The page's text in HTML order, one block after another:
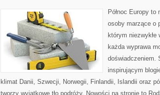
Północ Europy
osoby marzące o
którym
każda wyprawa
doświadczeniem.
inspirującym
klimat Danii, Szwecji, Norwegii, Finlandii, Islandii oraz
tworzy wyjątkowe tło podróży. Nowości na stronie to